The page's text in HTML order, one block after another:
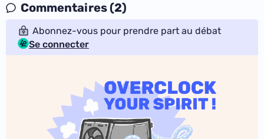
Commentaires (2)
Abonnez-vous pour prendre part au débat
Se connecter